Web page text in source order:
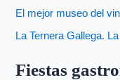
El mejor museo del
La Ternera Gallega.
Fiestas